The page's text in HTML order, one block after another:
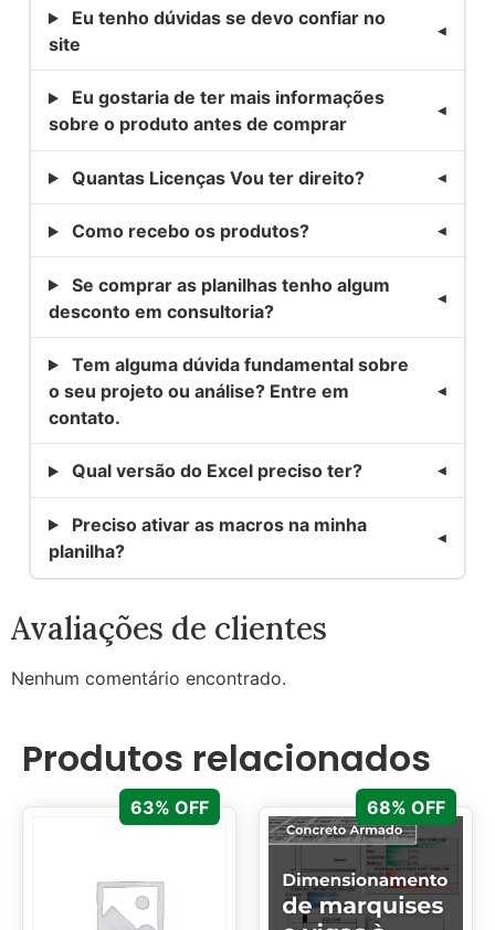
Eu tenho dúvidas se devo confiar no
site
Eu gostaria de ter mais informações
sobre o produto antes de comprar
Quantas Licenças Vou ter direito?
Como recebo os produtos?
Se comprar as planilhas tenho algum
desconto em consultoria?
Tem alguma dúvida fundamental sobre
o seu projeto ou análise? Entre em
contato.
Qual versão do Excel preciso ter?
Preciso ativar as macros na minha
planilha?
Avaliações de clientes
Nenhum comentário encontrado.
Produtos relacionados
63% OFF 68% OFF